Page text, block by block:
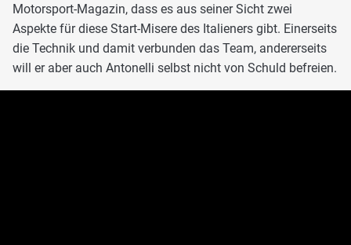
Motorsport-Magazin, dass es aus seiner Sicht zwei
Aspekte für diese Start-Misere des Italieners gibt. Einerseits
die Technik und damit verbunden das Team, andererseits
will er aber auch Antonelli selbst nicht von Schuld befreien.